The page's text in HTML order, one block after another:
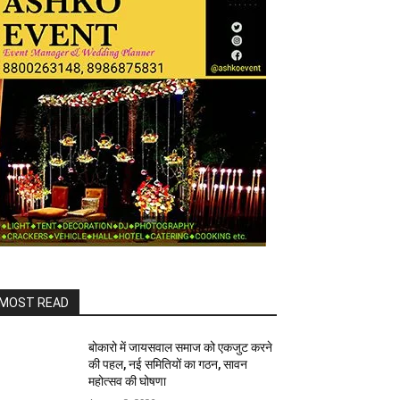
READ
बोकारो में जायसवाल समाज को एकजुट करने
की पहल, नई समितियों का गठन, सावन
महोत्सव की घोषणा